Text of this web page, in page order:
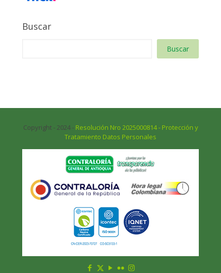
Buscar
Buscar
Copyright - 2024 - Resolución Nro 2025000814 - Protección y
Tratamiento Datos Personales